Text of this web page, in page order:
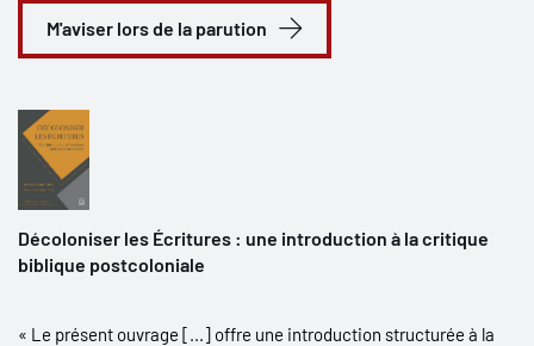
M'aviser lors de la parution
Décoloniser les Écritures : une introduction à la critique
biblique postcoloniale
« Le présent ouvrage [...] offre une introduction structurée à la